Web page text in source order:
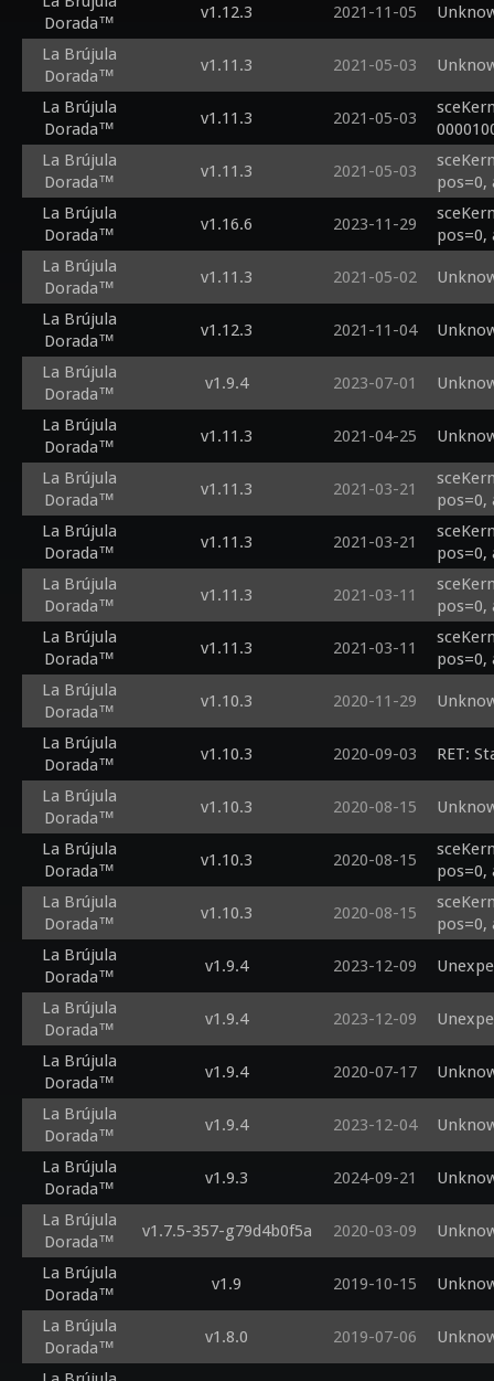
Dorada™
v1.12.3 2021-11-05
La Brújula
Dorada™
v1.11.3 2021-05-03
La Brújula
Dorada™
v1.11.3 2021-05-03
La Brújula
Dorada™
v1.11.3 2021-05-03
pos=0,
La Brújula
Dorada™
v1.16.6 2023-11-29
pos=0,
La Brújula
Dorada™
v1.11.3 2021-05-02
La Brújula
Dorada™
v1.12.3 2021-11-04
La Brújula
Dorada™
v1.9.4 2023-07-01
La Brújula
Dorada™
v1.11.3 2021-04-25
La Brújula
Dorada™
v1.11.3 2021-03-21
pos=0,
La Brújula
Dorada™
v1.11.3 2021-03-21
pos=0,
La Brújula
Dorada™
v1.11.3 2021-03-11
pos=0,
La Brújula
Dorada™
v1.11.3 2021-03-11
pos=0,
La Brújula
Dorada™
v1.10.3 2020-11-29
La Brújula
Dorada™
v1.10.3 2020-09-03 RET:
La Brújula
Dorada™
v1.10.3 2020-08-15
La Brújula
Dorada™
v1.10.3 2020-08-15
pos=0,
La Brújula
Dorada™
v1.10.3 2020-08-15
pos=0,
La Brújula
Dorada™
v1.9.4 2023-12-09
La Brújula
Dorada™
v1.9.4 2023-12-09
La Brújula
Dorada™
v1.9.4 2020-07-17
La Brújula
Dorada™
v1.9.4 2023-12-04
La Brújula
Dorada™
v1.9.3 2024-09-21
La Brújula
Dorada™
v1.7.5-357-g79d4b0f5a 2020-03-09
La Brújula
Dorada™
v1.9 2019-10-15
La Brújula
Dorada™
v1.8.0 2019-07-06